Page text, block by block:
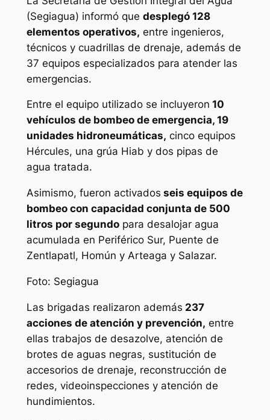
(Segiagua) informó que desplegó 128
elementos operativos, entre ingenieros,
técnicos y cuadrillas de drenaje, además de
37 equipos especializados para atender las
emergencias.
Entre el equipo utilizado se incluyeron 10
vehículos de bombeo de emergencia, 19
unidades hidroneumáticas, cinco equipos
Hércules, una grúa Hiab y dos pipas de
agua tratada.
Asimismo, fueron activados seis equipos de
bombeo con capacidad conjunta de 500
litros por segundopara desalojar agua
acumulada en Periférico Sur, Puente de
Zentlapatl, Homún y Arteaga y Salazar.
Foto: Segiagua
Las brigadas realizaron además 237
acciones de atención y prevención, entre
ellas trabajos de desazolve, atención de
brotes de aguas negras, sustitución de
accesorios de drenaje, reconstrucción de
redes, videoinspecciones y atención de
hundimientos.